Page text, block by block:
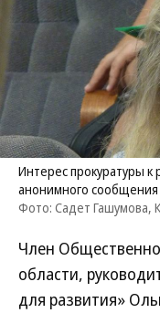
Интерес прокуратуры к
анонимного сообщения
Фото: Садет Гашумова,
Член
области,
для развития»